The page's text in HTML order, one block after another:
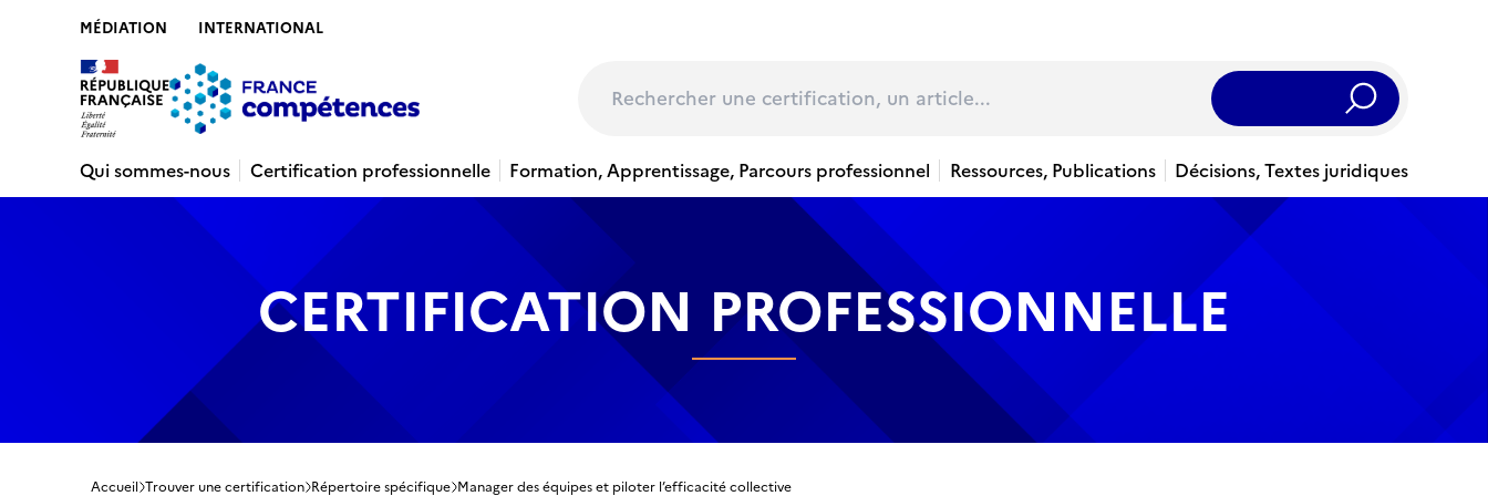
MÉDIATION INTERNATIONAL
Rechercher
Qui sommes-nous
Certification professionnelle Formation, Apprentissage, Parcours professionnel Ressources, Publications Décisions, Textes juridiques
CERTIFICATION PROFESSIONNELLE
Accueil Trouver une certification Répertoire spécifique Manager des équipes et piloter l’efficacité collective